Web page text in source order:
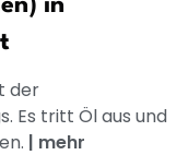
in
der
Es tritt Öl aus und
| mehr